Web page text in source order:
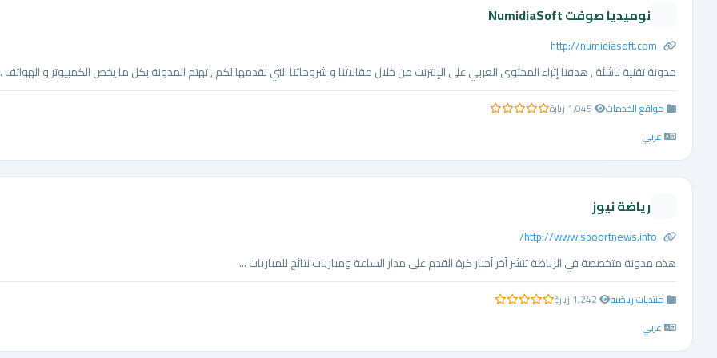
نوميديا صوفت NumidiaSoft
http://numidiasoft.com
مدونة تقنية ناشئة , هدفنا إثراء المحتوى العربي على الإنترنت من خلال مقالاتنا و شروحاتنا التي نقدمها لكم , تهتم المدونة بكل ما يخص الكمبيوتر و الهواتف
مواقع الخدمات 0.0 من 5 نجوم
عربي
رياضة نيوز
http://www.spoortnews.info/
هذه مدونة متخصصة في الرياضة تنشر أخر أخبار كرة القدم على مدار الساعة ومباريات نتائح للمباريات ...
منتديات رياضيه 0.0 من 5 نجوم
عربي